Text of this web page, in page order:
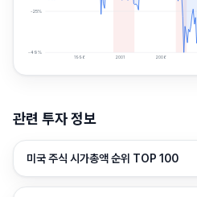
-25%
-49%
1996 2001 2006
관련 투자 정보
미국 주식 시가총액 순위 TOP 100